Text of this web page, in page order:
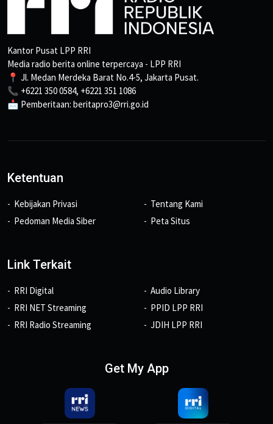
Kantor Pusat LPP RRI
Media radio berita online terpercaya - LPP RRI
📍 Jl. Medan Merdeka Barat No.4-5, Jakarta Pusat.
📞 +6221 350 0584, +6221 351 1086
📩 Pemberitaan: beritapro3@rri.go.id
Ketentuan
Kebijakan Privasi
Pedoman Media Siber
Tentang Kami
Peta Situs
Link Terkait
RRI Digital
RRI NET Streaming
RRI Radio Streaming
Audio Library
PPID LPP RRI
JDIH LPP RRI
Get My App